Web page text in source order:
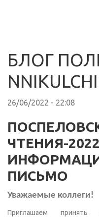
БЛОГ
26/06/2022 - 22:08
ЧТЕНИЯ-
ПИСЬМО
Уважаемые коллеги!
Приглашаем